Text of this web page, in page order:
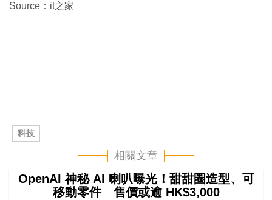
Source：it之家
科技
相關文章
OpenAI 神秘 AI 喇叭曝光！甜甜圈造型、可
移動零件 售價或逾 HK$3,000